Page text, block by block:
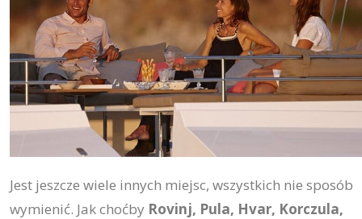
Jest jeszcze wiele innych miejsc, wszystkich nie sposób
wymienić. Jak choćby Rovinj, Pula, Hvar, Korczula,